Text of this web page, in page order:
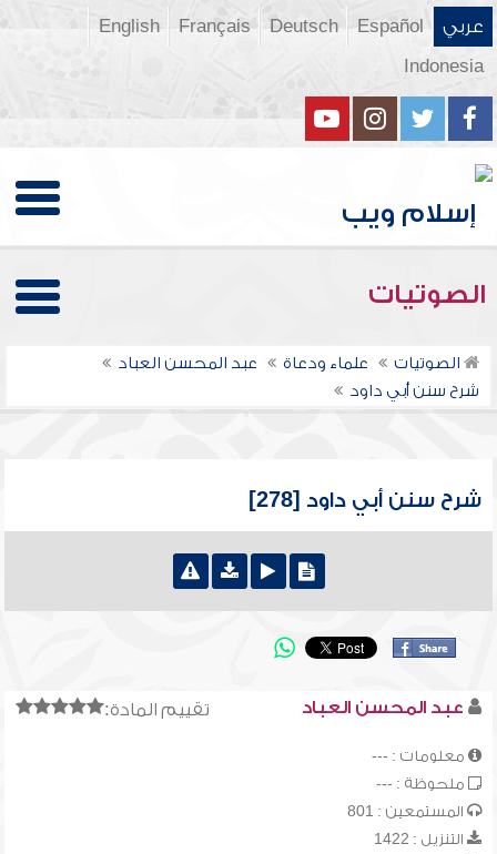
عربي Español
Deutsch
Français
English
Indonesia
الصوتيات
الصوتيات علماء ودعاة
عبد المحسن العباد
شرح سنن أبي داود
شرح سنن أبي داود [278]
تقييم المادة: عبد المحسن العباد
معلومات : ---
ملحوظة : ---
المستمعين : 801
التنزيل : 1422